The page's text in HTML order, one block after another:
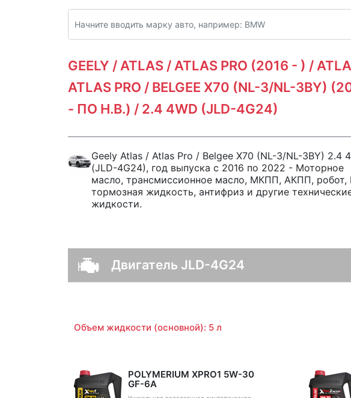
GEELY / ATLAS / ATLAS PRO (2016 - ) /
ATLAS PRO / BELGEE X70 (NL-3/NL-3BY)
- ПО Н.В.) / 2.4 4WD (JLD-4G24)
Geely Atlas / Atlas Pro / Belgee X70 (NL-3/NL-3BY) 2.4
(JLD-4G24), год выпуска с 2016 по 2022 - Моторное
масло, трансмиссионное масло, МКПП, АКПП, робот,
тормозная жидкость, антифриз и другие
жидкости.
Двигатель JLD-4G24
Объем жидкости (основной): 5 л
POLYMERIUM XPRO1 5W-30
GF-6A